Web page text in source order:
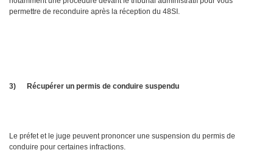
permettre de reconduire après la réception du 48SI.
3) Récupérer un permis de conduire suspendu
Le préfet et le juge peuvent prononcer une suspension du permis de
conduire pour certaines infractions.